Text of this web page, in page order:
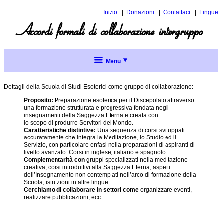
Inizio Donazioni Contattaci
Lingue
Accordi formali di collaborazione intergruppo
Menu
intergruppo
Politica di
collaborazione
intergrupo
Accordi
formali di
collaborazione
intergruppo
Accordi
formali
di
collaborazione
Menu
completo
Argomenti
Dettagli della Scuola di Studi Esoterici come gruppo di collaborazione:
Proposito: Preparazione esoterica per il Discepolato attraverso
una formazione strutturata e progressiva fondata negli
insegnamenti della Saggezza Eterna e creata con
lo scopo di produrre Servitori del Mondo.
Caratteristiche distintive: Una sequenza di corsi sviluppati
accuratamente che integra la Meditazione, lo Studio ed il
Servizio, con particolare enfasi nella preparazioni di aspiranti di
livello avanzato. Corsi in inglese, italiano e spagnolo.
Complementarità con gruppi specializzati nella meditazione
creativa, corsi introduttivi alla Saggezza Eterna, aspetti
dell’Insegnamento non contemplati nell’arco di formazione della
Scuola, istruzioni in altre lingue.
Cerchiamo di collaborare in settori come organizzare eventi,
realizzare pubblicazioni, ecc.